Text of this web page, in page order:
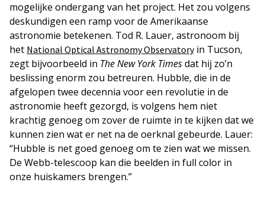
mogelijke ondergang van het project. Het zou volgens
deskundigen een ramp voor de Amerikaanse
astronomie betekenen. Tod R. Lauer, astronoom bij
het National Optical Astronomy Observatoryin Tucson,
zegt bijvoorbeeld in The New York Timesdat hij zo’n
beslissing enorm zou betreuren. Hubble, die in de
afgelopen twee decennia voor een revolutie in de
astronomie heeft gezorgd, is volgens hem niet
krachtig genoeg om zover de ruimte in te kijken dat we
kunnen zien wat er net na de oerknal gebeurde. Lauer:
“Hubble is net goed genoeg om te zien wat we missen.
De Webb-telescoop kan die beelden in full color in
onze huiskamers brengen.”